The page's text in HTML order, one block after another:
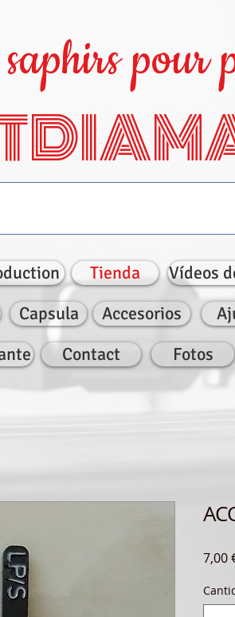
pour
Tienda Vídeos
Capsula Accesorios
Contact Fotos
7,00